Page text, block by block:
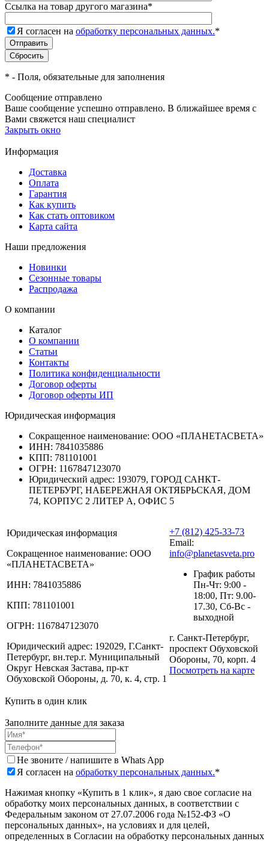
Ссылка на товар другого магазина*
Я согласен на обработку персональных данных.*
* - Поля, обязательные для заполнения
Сообщение отправлено
Ваше сообщение успешно отправлено. В ближайшее время с
Вами свяжется наш специалист
Закрыть окно
Информация
Доставка
Оплата
Гарантия
Как купить
Как стать оптовиком
Карта сайта
Наши предложения
Новинки
Сезонные товары
Распродажа
О компании
Каталог
О компании
Статьи
Контакты
Политика конфиденциальности
Договор оферты
Договор оферты ИП
Юридическая информация
Сокращенное наименование: ООО «ПЛАНЕТАСВЕТА»
ИНН: 7841035886
КПП: 781101001
ОГРН: 1167847123070
Юридический адрес: 193079, ГОРОД САНКТ-
ПЕТЕРБУРГ, НАБЕРЕЖНАЯ ОКТЯБРЬСКАЯ, ДОМ
74, КОРПУС 2 ЛИТЕР А, ОФИС 5
Юридическая информация
Сокращенное наименование: ООО
«ПЛАНЕТАСВЕТА»
ИНН: 7841035886
КПП: 781101001
ОГРН: 1167847123070
Юридический адрес: 192029, Г.Санкт-
Петербург, вн.тер.г. Муниципальный
Округ Невская Застава, пр-кт
Обуховской Обороны, д. 70, к. 4, стр. 1
+7 (812) 425-33-73
Email:
info@planetasveta.pro
График работы
Пн-Чт: 9:00 -
18:00, Пт: 9.00-
17.30, Сб-Вс -
выходной
г. Санкт-Петербург,
проспект Обуховской
Обороны, 70, корп. 4
Посмотреть на карте
Купить в один клик
Заполните данные для заказа
Не звоните / напишите в Whats App
Я согласен на обработку персональных данных.*
Нажимая кнопку «Купить в 1 клик», я даю свое согласие на
обработку моих персональных данных, в соответствии с
Федеральным законом от 27.07.2006 года №152-ФЗ «О
персональных данных», на условиях и для целей,
определенных в Согласии на обработку персональных данных